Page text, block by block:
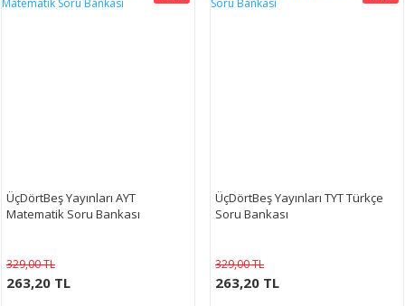
ÜçDörtBeş Yayınları AYT
Matematik Soru Bankası
329,00 TL
263,20 TL
ÜçDörtBeş Yayınları TYT Türkçe
Soru Bankası
329,00 TL
263,20 TL